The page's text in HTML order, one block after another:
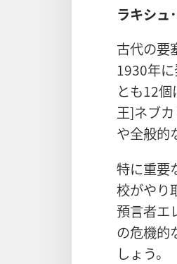
ラキシュ
古代の要
1930年
とも12
王]ネブ
や全般的
特に重要
校がやり
預言者エ
の危機的
しょう。